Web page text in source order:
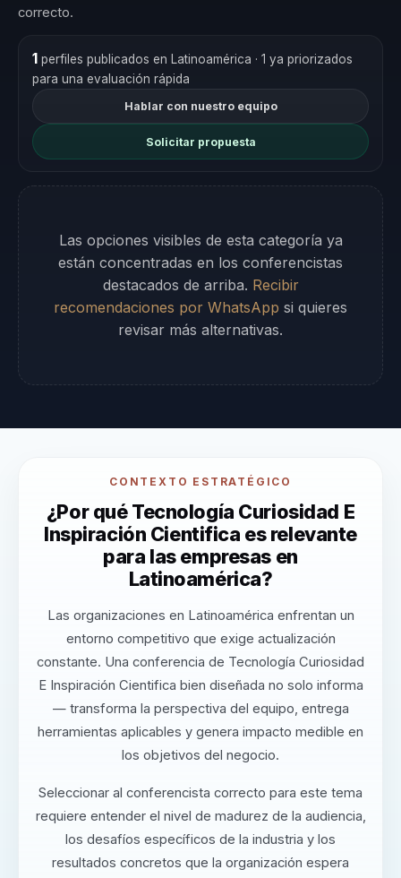
correcto.
1 perfiles publicados en Latinoamérica · 1 ya priorizados
para una evaluación rápida
Hablar con nuestro equipo
Solicitar propuesta
Las opciones visibles de esta categoría ya
están concentradas en los conferencistas
destacados de arriba. Recibir
recomendaciones por WhatsApp si quieres
revisar más alternativas.
CONTEXTO ESTRATÉGICO
¿Por qué Tecnología Curiosidad E
Inspiración Cientifica es relevante
para las empresas en
Latinoamérica?
Las organizaciones en Latinoamérica enfrentan un
entorno competitivo que exige actualización
constante. Una conferencia de Tecnología Curiosidad
E Inspiración Cientifica bien diseñada no solo informa
— transforma la perspectiva del equipo, entrega
herramientas aplicables y genera impacto medible en
los objetivos del negocio.
Seleccionar al conferencista correcto para este tema
requiere entender el nivel de madurez de la audiencia,
los desafíos específicos de la industria y los
resultados concretos que la organización espera